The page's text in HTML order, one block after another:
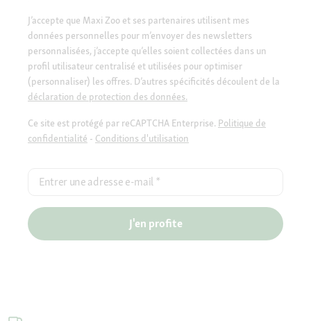
J’accepte que Maxi Zoo et ses partenaires utilisent mes
données personnelles pour m’envoyer des newsletters
personnalisées, j’accepte qu’elles soient collectées dans un
profil utilisateur centralisé et utilisées pour optimiser
(personnaliser) les offres. D’autres spécificités découlent de la
déclaration de protection des données.
Ce site est protégé par reCAPTCHA Enterprise. Politique de
confidentialité - Conditions d'utilisation
Entrer une adresse e-mail *
J'en profite